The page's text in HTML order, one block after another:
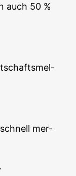
auch 50 %
mer­